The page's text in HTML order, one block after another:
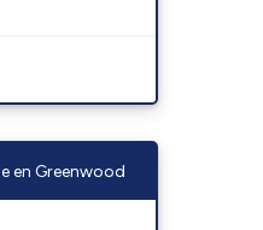
en Greenwood